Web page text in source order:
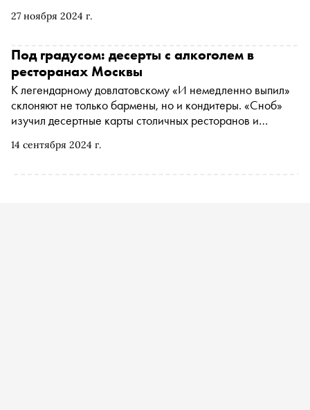
27 ноября 2024 г.
14 сентября 2024 г.
Под градусом: десерты с алкоголем в
ресторанах Москвы
К легендарному довлатовскому «И немедленно выпил»
склоняют не только бармены, но и кондитеры. «Сноб»
изучил десертные карты столичных ресторанов и